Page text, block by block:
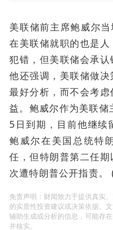
美联储前主席鲍威尔
在美联储就职的也是
犯错，但美联储会承认
他还强调，美联储做
最好分析，而不会考
益。鲍威尔作为美联储
5日到期，目前他继续
鲍威尔在美国总统特
任，但特朗普第二任
次遭特朗普公开指责。
免责声明：财闻致力于提供真实
的实质性投资建议或决策依据。
辅助生成或分析的信息，可能存
并核实。